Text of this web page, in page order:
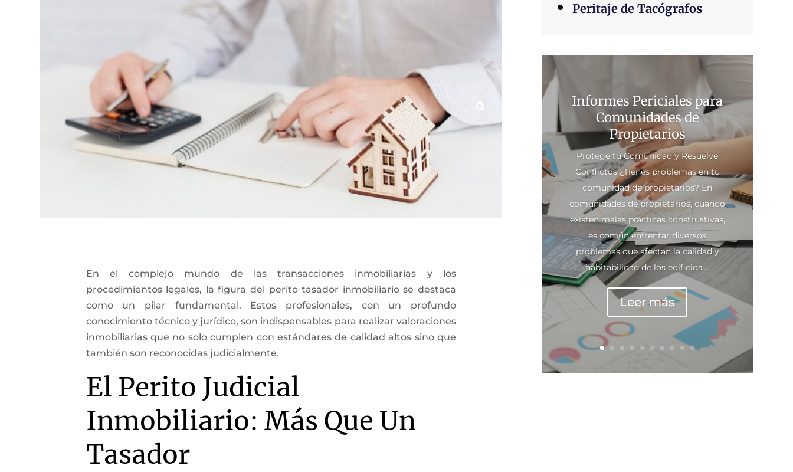
En el complejo mundo de las transacciones inmobiliarias y los
procedimientos legales, la figura del perito tasador inmobiliario se destaca
como un pilar fundamental. Estos profesionales, con un profundo
conocimiento técnico y jurídico, son indispensables para realizar valoraciones
inmobiliarias que no solo cumplen con estándares de calidad altos sino que
también son reconocidas judicialmente.
El Perito Judicial
Inmobiliario: Más Que Un
Tasador
Peritaje de Tacógrafos
Informes Periciales para
Comunidades de
Propietarios
Protege tu Comunidad y Resuelve
Conflictos ¿Tienes problemas en tu
comunidad de propietarios? En
comunidades de propietarios, cuando
existen malas prácticas construstivas,
es común enfrentar diversos
problemas que afectan la calidad y
habitabilidad de los edificios....
Leer más